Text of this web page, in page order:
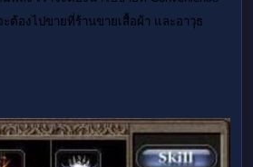
ะต้องไปขายที่ร้านขายเสื้อผ้า และอาวุธ